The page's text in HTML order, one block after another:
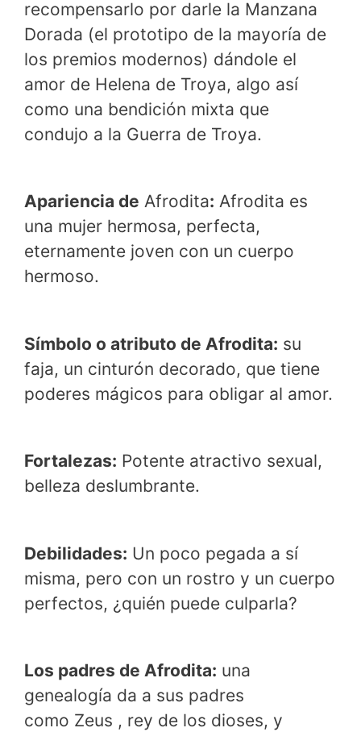
recompensarlo por darle la Manzana
Dorada (el prototipo de la mayoría de
los premios modernos) dándole el
amor de Helena de Troya, algo así
como una bendición mixta que
condujo a la Guerra de Troya.
Apariencia de Afrodita: Afrodita es
una mujer hermosa, perfecta,
eternamente joven con un cuerpo
hermoso.
Símbolo o atributo de Afrodita: su
faja, un cinturón decorado, que tiene
poderes mágicos para obligar al amor.
Fortalezas: Potente atractivo sexual,
belleza deslumbrante.
Debilidades: Un poco pegada a sí
misma, pero con un rostro y un cuerpo
perfectos, ¿quién puede culparla?
Los padres de Afrodita: una
genealogía da a sus padres
como Zeus , rey de los dioses, y